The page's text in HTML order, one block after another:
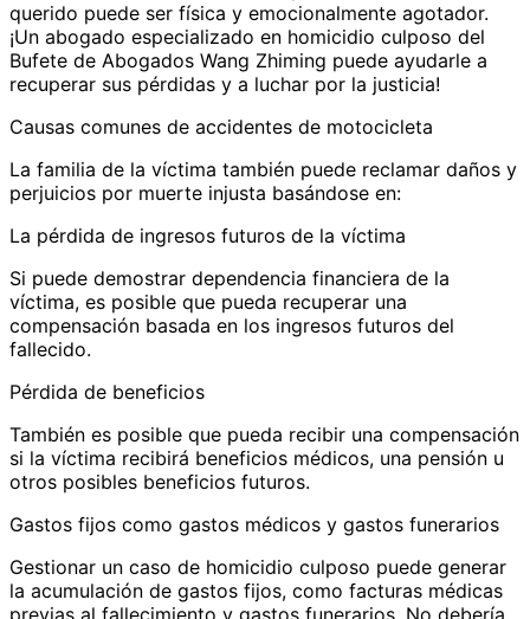
querido puede ser física y emocionalmente agotador.
¡Un abogado especializado en homicidio culposo del
Bufete de Abogados Wang Zhiming puede ayudarle a
recuperar sus pérdidas y a luchar por la justicia!
Causas comunes de accidentes de motocicleta
La familia de la víctima también puede reclamar daños y
perjuicios por muerte injusta basándose en:
La pérdida de ingresos futuros de la víctima
Si puede demostrar dependencia financiera de la
víctima, es posible que pueda recuperar una
compensación basada en los ingresos futuros del
fallecido.
Pérdida de beneficios
También es posible que pueda recibir una compensación
si la víctima recibirá beneficios médicos, una pensión u
otros posibles beneficios futuros.
Gastos fijos como gastos médicos y gastos funerarios
Gestionar un caso de homicidio culposo puede generar
la acumulación de gastos fijos, como facturas médicas